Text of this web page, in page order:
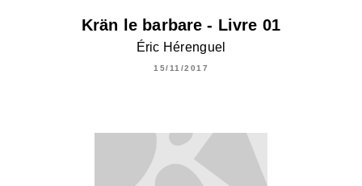
Krän le barbare - Livre 01
Éric Hérenguel
15/11/2017